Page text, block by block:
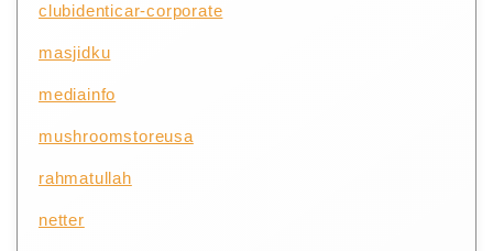
clubidenticar-corporate
masjidku
mediainfo
mushroomstoreusa
rahmatullah
netter